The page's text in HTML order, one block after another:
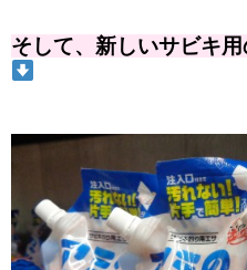
そして、新しいサビキ